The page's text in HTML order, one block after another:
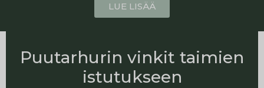
LUE LISÄÄ
Puutarhurin vinkit taimien
istutukseen